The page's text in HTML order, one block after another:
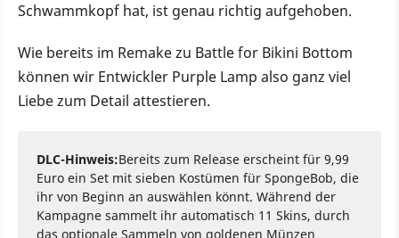
Schwammkopf hat, ist genau richtig aufgehoben.
Wie bereits im Remake zu Battle for Bikini Bottom
können wir Entwickler Purple Lamp also ganz viel
Liebe zum Detail attestieren.
DLC-Hinweis:Bereits zum Release erscheint für 9,99
Euro ein Set mit sieben Kostümen für SpongeBob, die
ihr von Beginn an auswählen könnt. Während der
Kampagne sammelt ihr automatisch 11 Skins, durch
das optionale Sammeln von goldenen Münzen